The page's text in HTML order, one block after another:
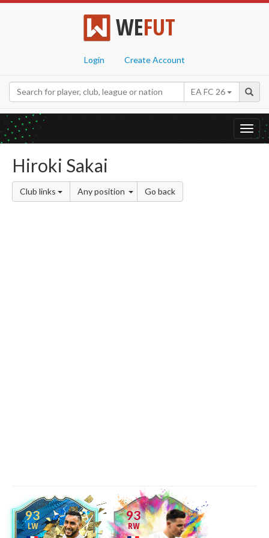
WEFUT
Login Create Account
EA FC 26
Hiroki Sakai
Club links Any position Go back
93
LW
93
RW